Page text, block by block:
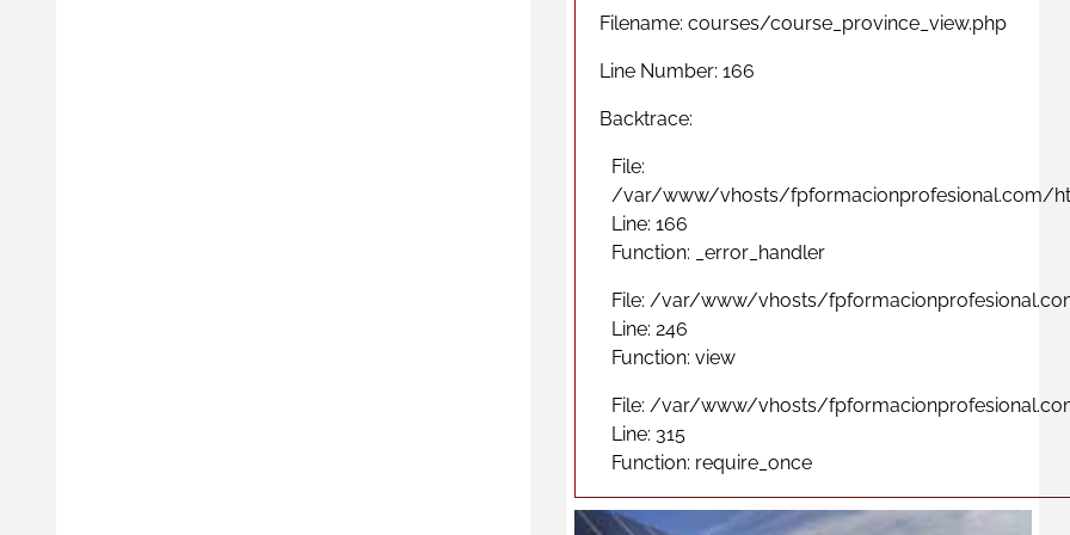
Filename: courses/course_province_view.php
Line Number: 166
Backtrace:
File:
/var/www/vhosts/fpformacionprofesional.com/
Line: 166
Function: _error_handler
File: /var/www/vhosts/
Line: 246
Function: view
File: /var/www/vhosts/
Line: 315
Function: require_once